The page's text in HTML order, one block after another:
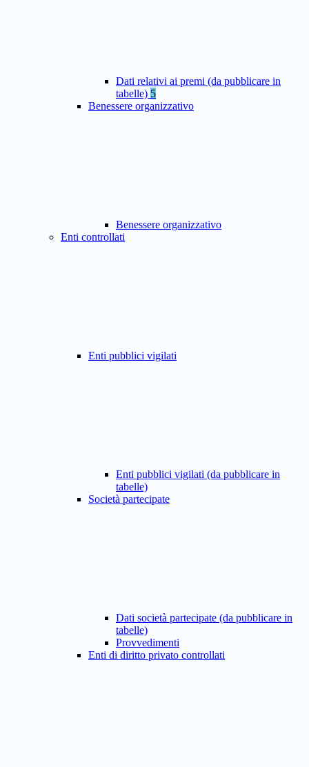
Dati relativi ai premi (da pubblicare in
tabelle) 5
Benessere organizzativo
Benessere organizzativo
Enti controllati
Enti pubblici vigilati
Enti pubblici vigilati (da pubblicare in
tabelle)
Società partecipate
Dati società partecipate (da pubblicare in
tabelle)
Provvedimenti
Enti di diritto privato controllati